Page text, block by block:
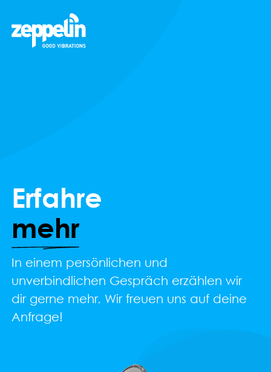
Erfahre
mehr
In einem persönlichen und
unverbindlichen Gespräch erzählen wir
dir gerne mehr. Wir freuen uns auf deine
Anfrage!